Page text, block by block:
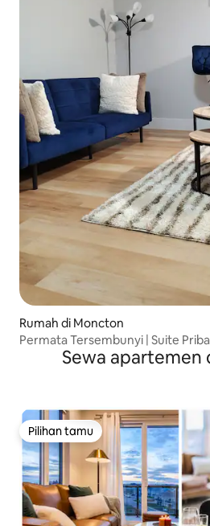
Rumah di Moncton
Permata Tersembunyi | Suite
Sewa apartemen
Pilihan tamu
Pilihan tamu